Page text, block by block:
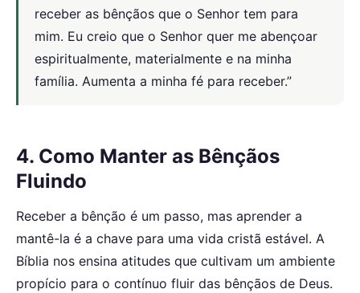
receber as bênçãos que o Senhor tem para
mim. Eu creio que o Senhor quer me abençoar
espiritualmente, materialmente e na minha
família. Aumenta a minha fé para receber.”
4. Como Manter as Bênçãos
Fluindo
Receber a bênção é um passo, mas aprender a
mantê-la é a chave para uma vida cristã estável. A
Bíblia nos ensina atitudes que cultivam um ambiente
propício para o contínuo fluir das bênçãos de Deus.